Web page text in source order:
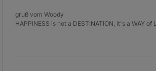
gruß vom Woody
HAPPINESS is not a DESTINATION, it's a WAY of